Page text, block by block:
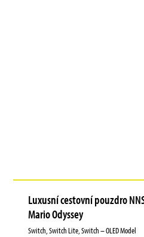
Luxusní cestovní pouzdro
Mario Odyssey
Switch, Switch Lite, Switch – OLED Model